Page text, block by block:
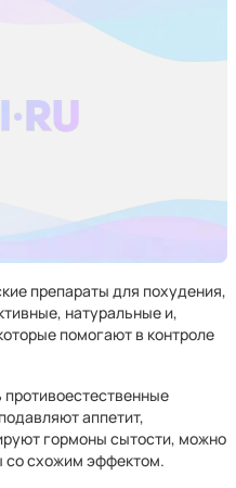
препараты для похудения,
натуральные и,
помогают в контроле
противоестественные
аппетит,
гормоны сытости, можно
со схожим эффектом.